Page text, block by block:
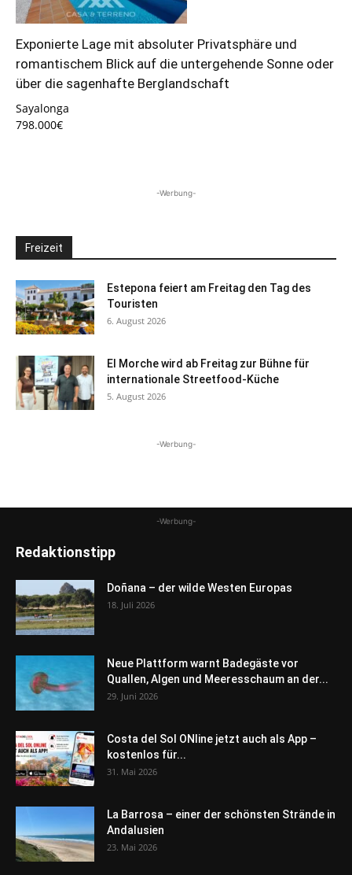
Exponierte Lage mit absoluter Privatsphäre und
romantischem Blick auf die untergehende Sonne oder
über die sagenhafte Berglandschaft
Sayalonga
798.000€
-Werbung-
Freizeit
Estepona feiert am Freitag den Tag des
Touristen
6. August 2026
El Morche wird ab Freitag zur Bühne für
internationale Streetfood-Küche
5. August 2026
-Werbung-
-Werbung-
Redaktionstipp
Doñana – der wilde Westen Europas
18. Juli 2026
Neue Plattform warnt Badegäste vor
Quallen, Algen und Meeresschaum an der...
29. Juni 2026
Costa del Sol ONline jetzt auch als App –
kostenlos für...
31. Mai 2026
La Barrosa – einer der schönsten Strände in
Andalusien
23. Mai 2026